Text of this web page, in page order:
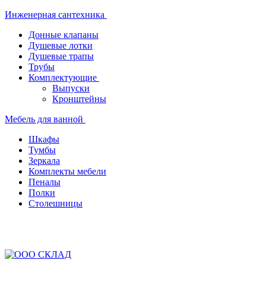
Инженерная сантехника
Донные клапаны
Душевые лотки
Душевые трапы
Трубы
Комплектующие
Выпуски
Кронштейны
Мебель для ванной
Шкафы
Тумбы
Зеркала
Комплекты мебели
Пеналы
Полки
Столешницы